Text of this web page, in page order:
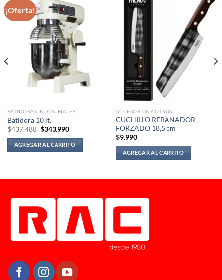
¡Oferta!
BATIDORAS INDUSTRIALES
Batidora 10 lt.
$437.488 El
original
era:
$437.488.
$343.990El
actual
es:
$343.990.
AGREGAR AL CARRITO
ACCESORIOS Y OTROS
CUCHILLO REBANADOR
FORZADO 18,5 cm
$9.990
AGREGAR AL CARRITO